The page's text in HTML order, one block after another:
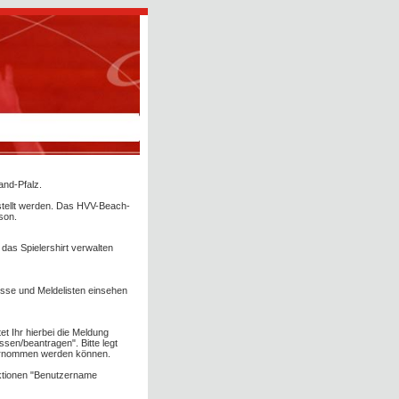
Pfalz.
werden. Das HVV-Beach-
Spielershirt verwalten
und Meldelisten einsehen
Ihr hierbei die Meldung
beantragen". Bitte legt
werden können.
"Benutzername